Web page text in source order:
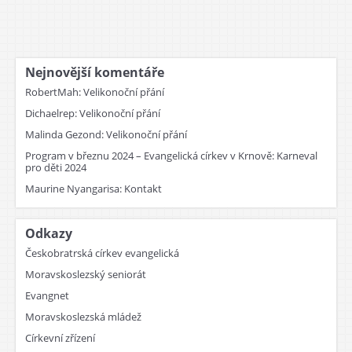
Nejnovější komentáře
RobertMah:Velikonoční přání
Dichaelrep:Velikonoční přání
Malinda Gezond:Velikonoční přání
Program v březnu 2024 – Evangelická církev v Krnově: Karneval
pro děti 2024
Maurine Nyangarisa: Kontakt
Odkazy
Českobratrská církev evangelická
Moravskoslezský seniorát
Evangnet
Moravskoslezská mládež
Církevní zřízení